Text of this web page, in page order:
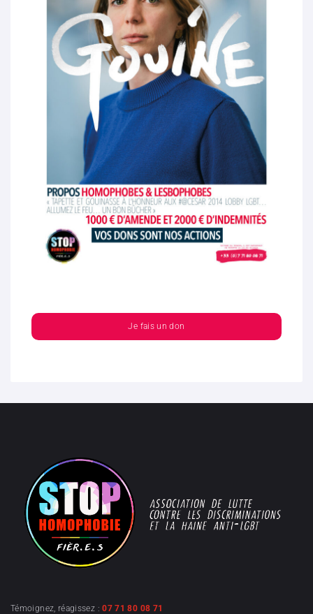
Je fais un don
Témoignez, réagissez :07 71 80 08 71